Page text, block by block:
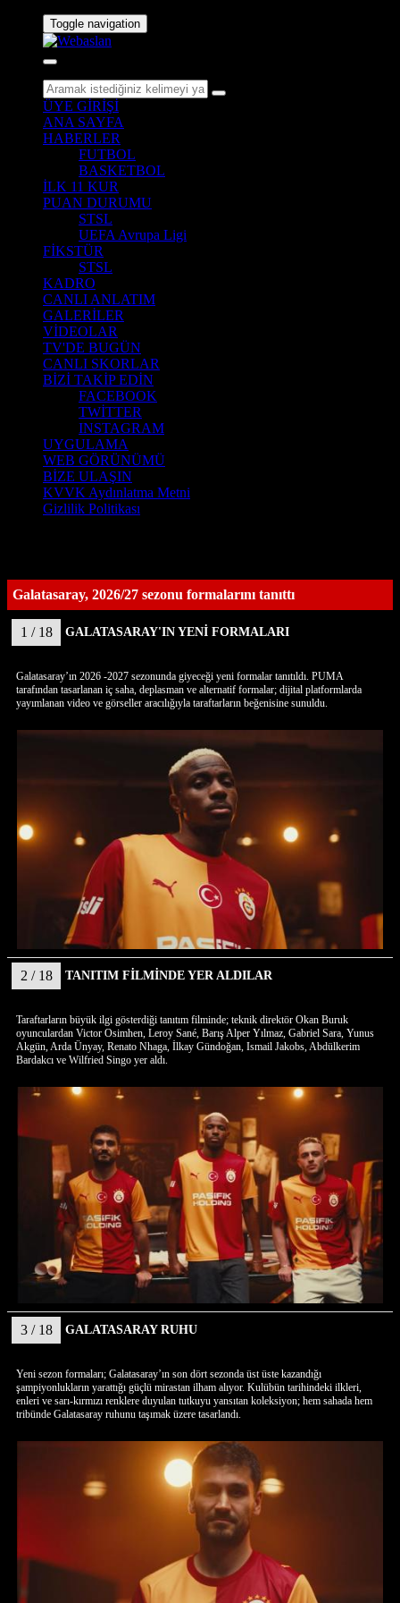
Toggle navigation
ÜYE GİRİŞİ
ANA SAYFA
HABERLER
FUTBOL
BASKETBOL
İLK 11 KUR
PUAN DURUMU
STSL
UEFA Avrupa Ligi
FİKSTÜR
STSL
KADRO
CANLI ANLATIM
GALERİLER
VİDEOLAR
TV'DE BUGÜN
CANLI SKORLAR
BİZİ TAKİP EDİN
FACEBOOK
TWİTTER
INSTAGRAM
UYGULAMA
WEB GÖRÜNÜMÜ
BİZE ULAŞIN
KVVK Aydınlatma Metni
Gizlilik Politikası
Galatasaray, 2026/27 sezonu formalarını tanıttı
1 / 18 GALATASARAY'IN YENİ FORMALARI
Galatasaray’ın 2026 -2027 sezonunda giyeceği yeni formalar tanıtıldı. PUMA
tarafından tasarlanan iç saha, deplasman ve alternatif formalar; dijital platformlarda
yayımlanan video ve görseller aracılığıyla taraftarların beğenisine sunuldu.
2 / 18 TANITIM FİLMİNDE YER ALDILAR
Taraftarların büyük ilgi gösterdiği tanıtım filminde; teknik direktör Okan Buruk
oyunculardan Victor Osimhen, Leroy Sané, Barış Alper Yılmaz, Gabriel Sara, Yunus
Akgün, Arda Ünyay, Renato Nhaga, İlkay Gündoğan, Ismail Jakobs, Abdülkerim
Bardakcı ve Wilfried Singo yer aldı.
3 / 18 GALATASARAY RUHU
Yeni sezon formaları; Galatasaray’ın son dört sezonda üst üste kazandığı
şampiyonlukların yarattığı güçlü mirastan ilham alıyor. Kulübün tarihindeki ilkleri,
enleri ve sarı-kırmızı renklere duyulan tutkuyu yansıtan koleksiyon; hem sahada hem
tribünde Galatasaray ruhunu taşımak üzere tasarlandı.